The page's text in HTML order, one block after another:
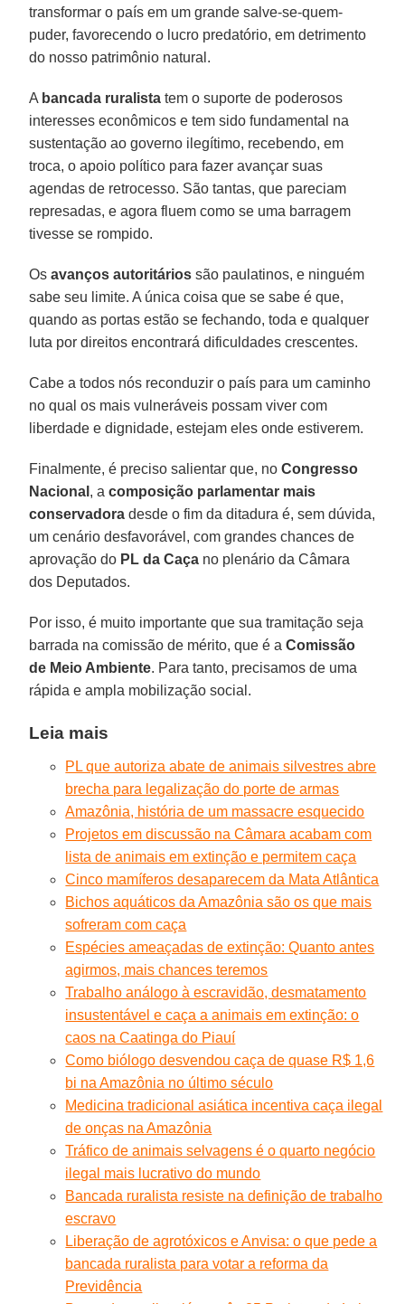
transformar o país em um grande salve-se-quem-
puder, favorecendo o lucro predatório, em detrimento
do nosso patrimônio natural.
A bancada ruralista tem o suporte de poderosos
interesses econômicos e tem sido fundamental na
sustentação ao governo ilegítimo, recebendo, em
troca, o apoio político para fazer avançar suas
agendas de retrocesso. São tantas, que pareciam
represadas, e agora fluem como se uma barragem
tivesse se rompido.
Osavanços autoritários são paulatinos, e ninguém
sabe seu limite. A única coisa que se sabe é que,
quando as portas estão se fechando, toda e qualquer
luta por direitos encontrará dificuldades crescentes.
Cabe a todos nós reconduzir o país para um caminho
no qual os mais vulneráveis possam viver com
liberdade e dignidade, estejam eles onde estiverem.
Finalmente, é preciso salientar que, noCongresso
Nacional , acomposição parlamentar mais
conservadora desde o fim da ditadura é, sem dúvida,
um cenário desfavorável, com grandes chances de
aprovação do PL da Caça no plenário da Câmara
dos Deputados.
Por isso, é muito importante que sua tramitação seja
barrada na comissão de mérito, que é aComissão
de Meio Ambiente. Para tanto, precisamos de uma
rápida e ampla mobilização social.
Leia mais
PL que autoriza abate de animais silvestres abre
brecha para legalização do porte de armas
Amazônia, história de um massacre esquecido
Projetos em discussão na Câmara acabam com
lista de animais em extinção e permitem caça
Cinco mamíferos desaparecem da Mata Atlântica
Bichos aquáticos da Amazônia são os que mais
sofreram com caça
Espécies ameaçadas de extinção: Quanto antes
agirmos, mais chances teremos
Trabalho análogo à escravidão, desmatamento
insustentável e caça a animais em extinção: o
caos na Caatinga do Piauí
Como biólogo desvendou caça de quase R$ 1,6
bi na Amazônia no último século
Medicina tradicional asiática incentiva caça ilegal
de onças na Amazônia
Tráfico de animais selvagens é o quarto negócio
ilegal mais lucrativo do mundo
Bancada ruralista resiste na definição de trabalho
escravo
Liberação de agrotóxicos e Anvisa: o que pede a
bancada ruralista para votar a reforma da
Previdência